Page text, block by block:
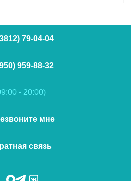
79-04-04
959-88-32
- 20:00)
мне
связь